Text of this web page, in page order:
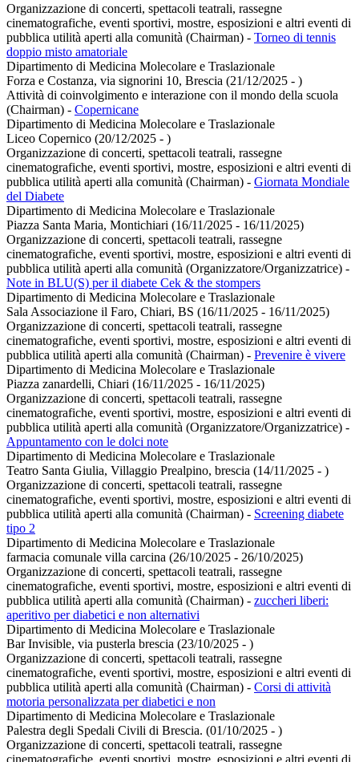
Organizzazione di concerti, spettacoli teatrali, rassegne
cinematografiche, eventi sportivi, mostre, esposizioni e altri eventi di
pubblica utilità aperti alla comunità (Chairman) - Torneo di tennis
doppio misto amatoriale
Dipartimento di Medicina Molecolare e Traslazionale
Forza e Costanza, via signorini 10, Brescia (21/12/2025 - )
Attività di coinvolgimento e interazione con il mondo della scuola
(Chairman) - Copernicane
Dipartimento di Medicina Molecolare e Traslazionale
Liceo Copernico (20/12/2025 - )
Organizzazione di concerti, spettacoli teatrali, rassegne
cinematografiche, eventi sportivi, mostre, esposizioni e altri eventi di
pubblica utilità aperti alla comunità (Chairman) - Giornata Mondiale
del Diabete
Dipartimento di Medicina Molecolare e Traslazionale
Piazza Santa Maria, Montichiari (16/11/2025 - 16/11/2025)
Organizzazione di concerti, spettacoli teatrali, rassegne
cinematografiche, eventi sportivi, mostre, esposizioni e altri eventi di
pubblica utilità aperti alla comunità (Organizzatore/Organizzatrice) -
Note in BLU(S) per il diabete Cek & the stompers
Dipartimento di Medicina Molecolare e Traslazionale
Sala Associazione il Faro, Chiari, BS (16/11/2025 - 16/11/2025)
Organizzazione di concerti, spettacoli teatrali, rassegne
cinematografiche, eventi sportivi, mostre, esposizioni e altri eventi di
pubblica utilità aperti alla comunità (Chairman) - Prevenire è vivere
Dipartimento di Medicina Molecolare e Traslazionale
Piazza zanardelli, Chiari (16/11/2025 - 16/11/2025)
Organizzazione di concerti, spettacoli teatrali, rassegne
cinematografiche, eventi sportivi, mostre, esposizioni e altri eventi di
pubblica utilità aperti alla comunità (Organizzatore/Organizzatrice) -
Appuntamento con le dolci note
Dipartimento di Medicina Molecolare e Traslazionale
Teatro Santa Giulia, Villaggio Prealpino, brescia (14/11/2025 - )
Organizzazione di concerti, spettacoli teatrali, rassegne
cinematografiche, eventi sportivi, mostre, esposizioni e altri eventi di
pubblica utilità aperti alla comunità (Chairman) - Screening diabete
tipo 2
Dipartimento di Medicina Molecolare e Traslazionale
farmacia comunale villa carcina (26/10/2025 - 26/10/2025)
Organizzazione di concerti, spettacoli teatrali, rassegne
cinematografiche, eventi sportivi, mostre, esposizioni e altri eventi di
pubblica utilità aperti alla comunità (Chairman) - zuccheri liberi:
aperitivo per diabetici e non alternativi
Dipartimento di Medicina Molecolare e Traslazionale
Bar Invisible, via pusterla brescia (23/10/2025 - )
Organizzazione di concerti, spettacoli teatrali, rassegne
cinematografiche, eventi sportivi, mostre, esposizioni e altri eventi di
pubblica utilità aperti alla comunità (Chairman) - Corsi di attività
motoria personalizzata per diabetici e non
Dipartimento di Medicina Molecolare e Traslazionale
Palestra degli Spedali Civili di Brescia. (01/10/2025 - )
Organizzazione di concerti, spettacoli teatrali, rassegne
cinematografiche, eventi sportivi, mostre, esposizioni e altri eventi di